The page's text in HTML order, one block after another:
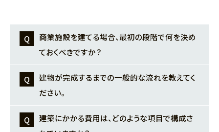
商業施設を建てる場合、最初の段階で何を決め
ておくべきですか？
最初の打ち合わせでは、まず事業コンセプトを明
確にすることが最も重要です。どのようなお客様
をターゲットにするのか（例：ファミリー層、ビジ
ネスマン、富裕層）、提供したいサービスや雰囲
建物が完成するまでの一般的な流れを教えてく
ださい。
建築は大きく4つのフェーズに分かれます。
建築にかかる費用は、どのような項目で構成さ